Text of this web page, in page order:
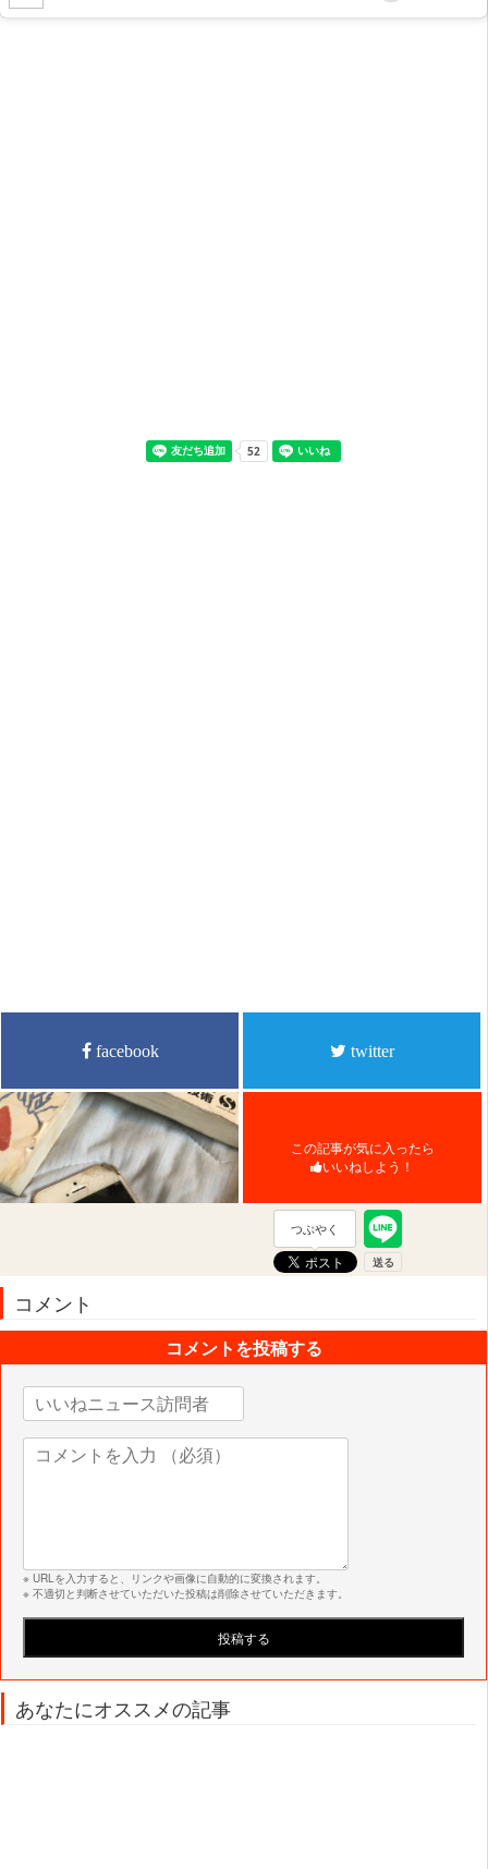
facebook twitter
この記事が気に入ったら
いいねしよう！
つぶやく
コメント
コメントを投稿する
※ URLを入力すると、リンクや画像に自動的に変換されます。
※ 不適切と判断させていただいた投稿は削除させていただきます。
あなたにオススメの記事